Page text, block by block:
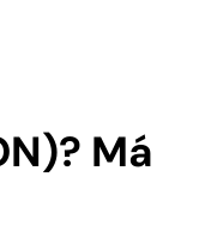
Má